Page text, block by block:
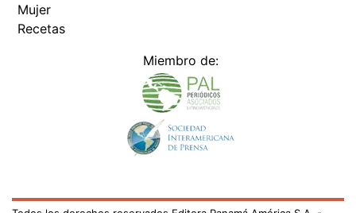
Mujer
Recetas
Miembro de: